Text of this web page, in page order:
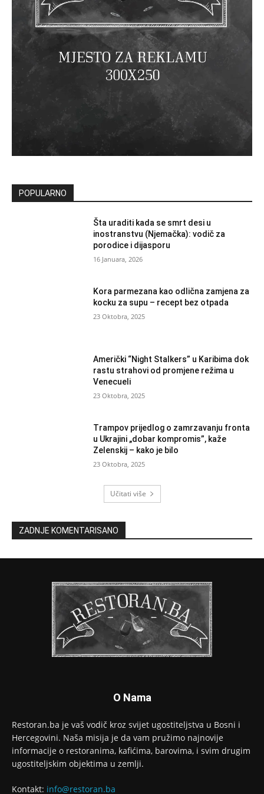
POPULARNO
Šta uraditi kada se smrt desi u
inostranstvu (Njemačka): vodič za
porodice i dijasporu
16 Januara, 2026
Kora parmezana kao odlična zamjena za
kocku za supu – recept bez otpada
23 Oktobra, 2025
Američki “Night Stalkers” u Karibima dok
rastu strahovi od promjene režima u
Venecueli
23 Oktobra, 2025
Trampov prijedlog o zamrzavanju fronta
u Ukrajini „dobar kompromis”, kaže
Zelenskij – kako je bilo
23 Oktobra, 2025
Učitati više
ZADNJE KOMENTARISANO
O Nama
Restoran.ba je vaš vodič kroz svijet ugostiteljstva u Bosni i
Hercegovini. Naša misija je da vam pružimo najnovije
informacije o restoranima, kafićima, barovima, i svim drugim
ugostiteljskim objektima u zemlji.
Kontakt: info@restoran.ba